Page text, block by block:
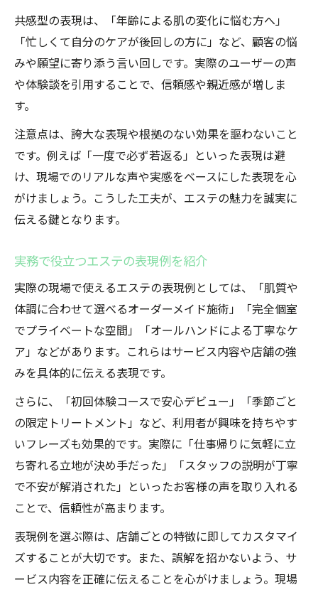
共感型の表現は、「年齢による肌の変化に悩む方へ」
「忙しくて自分のケアが後回しの方に」など、顧客の悩
みや願望に寄り添う言い回しです。実際のユーザーの声
や体験談を引用することで、信頼感や親近感が増しま
す。
注意点は、誇大な表現や根拠のない効果を謳わないこと
です。例えば「一度で必ず若返る」といった表現は避
け、現場でのリアルな声や実感をベースにした表現を心
がけましょう。こうした工夫が、エステの魅力を誠実に
伝える鍵となります。
実務で役立つエステの表現例を紹介
実際の現場で使えるエステの表現例としては、「肌質や
体調に合わせて選べるオーダーメイド施術」「完全個室
でプライベートな空間」「オールハンドによる丁寧なケ
ア」などがあります。これらはサービス内容や店舗の強
みを具体的に伝える表現です。
さらに、「初回体験コースで安心デビュー」「季節ごと
の限定トリートメント」など、利用者が興味を持ちやす
いフレーズも効果的です。実際に「仕事帰りに気軽に立
ち寄れる立地が決め手だった」「スタッフの説明が丁寧
で不安が解消された」といったお客様の声を取り入れる
ことで、信頼性が高まります。
表現例を選ぶ際は、店舗ごとの特徴に即してカスタマイ
ズすることが大切です。また、誤解を招かないよう、サ
ービス内容を正確に伝えることを心がけましょう。現場